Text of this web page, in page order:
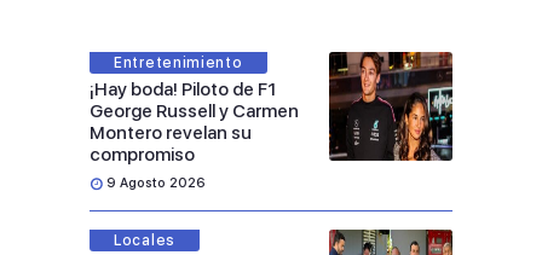
Entretenimiento
¡Hay boda! Piloto de F1
George Russell y Carmen
Montero revelan su
compromiso
9 Agosto 2026
Locales